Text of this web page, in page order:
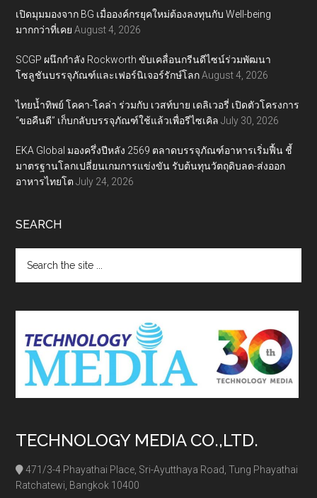
เปิดมุมมองจาก BG เมื่อองค์กรยุคใหม่ต้องลงทุนกับ Well-being
มากกว่าที่เคย August 4, 2026
SCGP ผนึกกำลัง Rockworth ขับเคลื่อนกรีนดีไซน์ร่วมพัฒนา
โซลูชันบรรจุภัณฑ์และเฟอร์นิเจอร์รักษ์โลก August 4, 2026
ไทยน้ำทิพย์ โคคา-โคล่า ร่วมกับ เวสท์บาย เดลิเวอรี่ เปิดตัวโครงการ
“ขอคืนดี” เก็บกลับบรรจุภัณฑ์ใช้แล้วเพื่อรีไซเคิล July 30, 2026
EKA Global มองครึ่งปีหลัง 2569 ตลาดบรรจุภัณฑ์อาหารเริ่มฟื้น ชี้
มาตรฐานโลกเปลี่ยนเกมการแข่งขัน รับต้นทุนวัตถุดิบลด-ส่งออก
อาหารไทยโต July 24, 2026
SEARCH
the
TECHNOLOGY MEDIA CO.,LTD.
471/3-4 Phayathai Place, Sri-Ayutthaya Road, Tung Phayathai
Ratchatewi, Bangkok 10400